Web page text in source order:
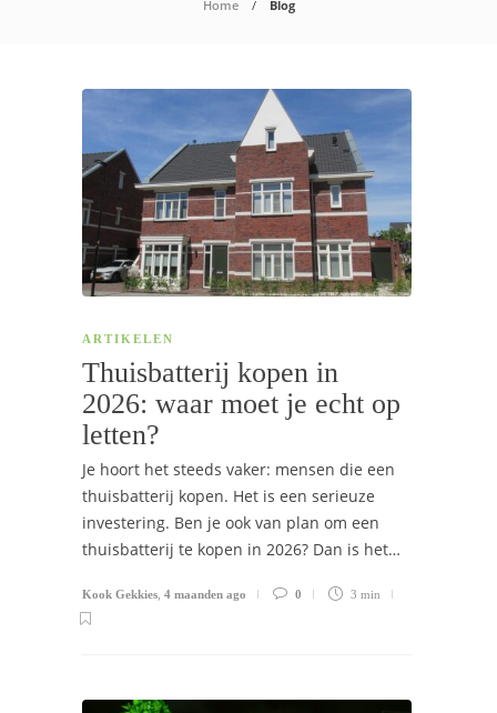
Home Blog
ARTIKELEN
Thuisbatterij kopen in
2026: waar moet je echt op
letten?
Je hoort het steeds vaker: mensen die een
thuisbatterij kopen. Het is een serieuze
investering. Ben je ook van plan om een
thuisbatterij te kopen in 2026? Dan is het…
Kook Gekkies 4 maanden ago 0 3 min